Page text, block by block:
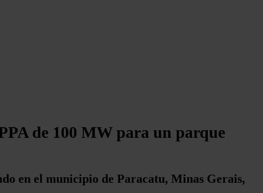
de 100 MW para un parque
en el municipio de Paracatu, Minas Gerais,